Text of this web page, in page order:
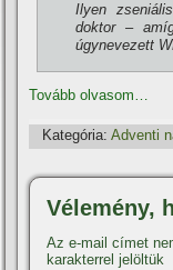
Ilyen
doktor –
úgynevezett
Tovább olvasom…
Kategória: Adventi
Vélemény,
Az e-mail címet
karakterrel jelöltük